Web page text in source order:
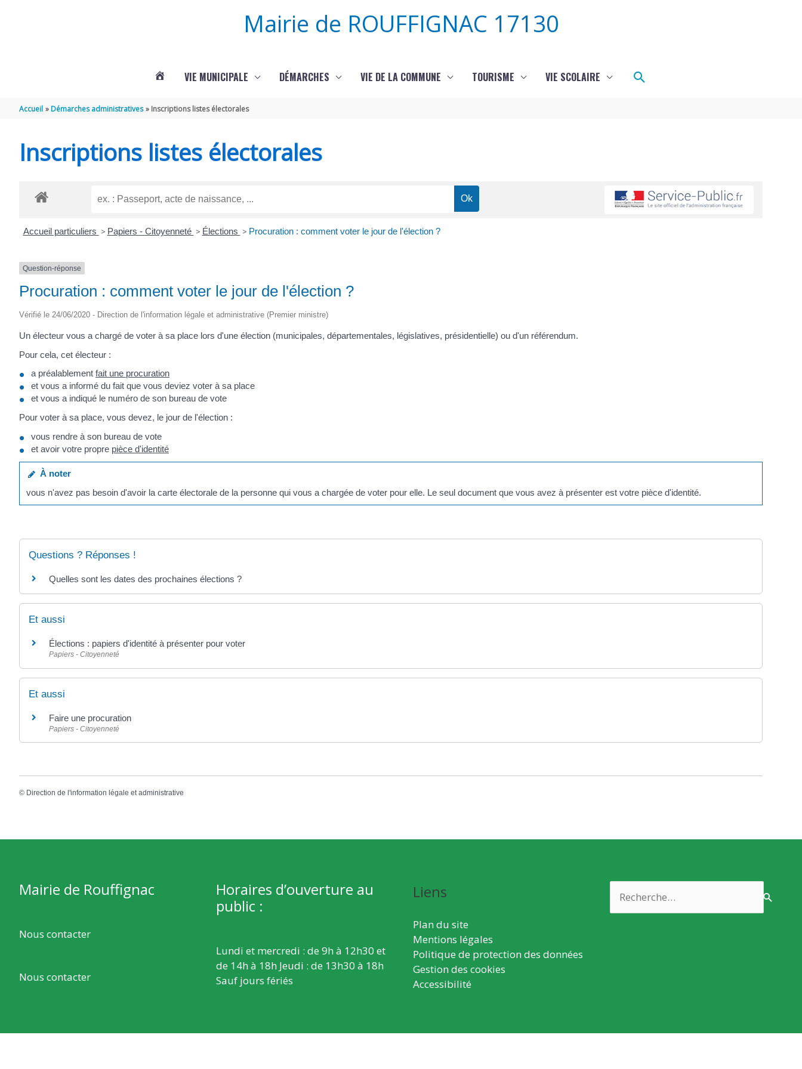
Mairie de ROUFFIGNAC 17130
VIE MUNICIPALE DÉMARCHES VIE DE LA COMMUNE TOURISME VIE SCOLAIRE Rechercher
Accueil Démarches administratives Inscriptions listes électorales
Inscriptions listes électorales
Accueil particuliers > Papiers - Citoyenneté > Élections > Procuration : comment voter le jour de l'élection ?
Question-réponse
Procuration : comment voter le jour de l'élection ?
Vérifié le 24/06/2020 - Direction de l'information légale et administrative (Premier ministre)
Un électeur vous a chargé de voter à sa place lors d'une élection (municipales, départementales, législatives, présidentielle) ou d'un référendum.
Pour cela, cet électeur :
a préalablement fait une procuration
et vous a informé du fait que vous deviez voter à sa place
et vous a indiqué le numéro de son bureau de vote
Pour voter à sa place, vous devez, le jour de l'élection :
vous rendre à son bureau de vote
et avoir votre propre pièce d'identité
À noter
vous n'avez pas besoin d'avoir la carte électorale de la personne qui vous a chargée de voter pour elle. Le seul document que vous avez à présenter est votre pièce d'identité.
Questions ? Réponses !
Quelles sont les dates des prochaines élections ?
Et aussi
Élections : papiers d'identité à présenter pour voter
Papiers - Citoyenneté
Et aussi
Faire une procuration
Papiers - Citoyenneté
© Direction de l'information légale et administrative
Mairie de Rouffignac
Nous contacter
Nous contacter
Horaires d’ouverture au
public :
Lundi et mercredi : de 9h à 12h30 et
de 14h à 18h Jeudi : de 13h30 à 18h
Sauf jours fériés
Liens
Plan du site
Mentions légales
Politique de protection des données
Gestion des cookies
Accessibilité